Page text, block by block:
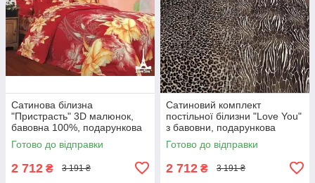
Сатинова білизна
"Пристрасть" 3D малюнок,
бавовна 100%, подарункова
упаковка полуторний
Готово до відправки
2 712 ₴ 3 191 ₴
Сатиновий комплект
постільної білизни "Love You"
з бавовни, подарункова
упаковка полуторний
Готово до відправки
2 712 ₴ 3 191 ₴